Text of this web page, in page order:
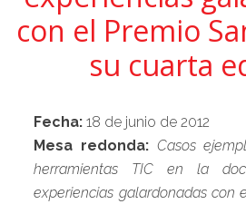
con el Premio
su cuarta
Fecha: 18 de junio de 2012
Mesa redonda: Casos
herramientas TIC en la
experiencias galardonadas con